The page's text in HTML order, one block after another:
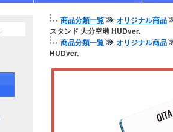
商品分類一覧
オリジナル商品
スタンド 大分空港 HUDver.
商品分類一覧
オリジナル商品
HUDver.